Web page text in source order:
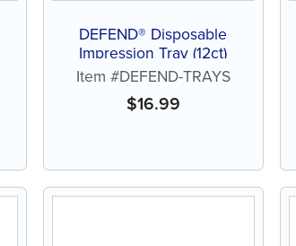
DEFEND® Disposable
Impression Tray (12ct)
Item #DEFEND-TRAYS
$16.99